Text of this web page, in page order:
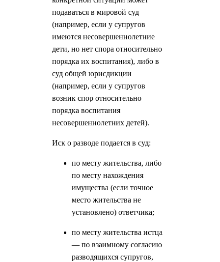
подаваться в мировой суд
(например, если у супругов
имеются несовершеннолетние
дети, но нет спора относительно
порядка их воспитания), либо в
суд общей юрисдикции
(например, если у супругов
возник спор относительно
порядка воспитания
несовершеннолетних детей).
Иск о разводе подается в суд:
по месту жительства, либо
по месту нахождения
имущества (если точное
место жительства не
установлено) ответчика;
по месту жительства истца
— по взаимному согласию
разводящихся супругов,